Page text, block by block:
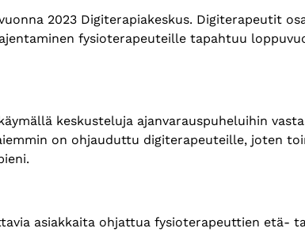
2023 Digiterapiakeskus. Digiterapeutit
fysioterapeuteille tapahtuu
keskusteluja ajanvarauspuheluihin
on ohjauduttu digiterapeuteille, joten
asiakkaita ohjattua fysioterapeuttien etä-